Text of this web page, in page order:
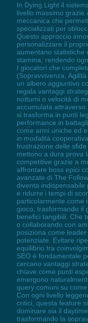
In Dying Light il
livello massimo grazie
meccanica che
specializzati per
Questo approccio
personalizzare il
aumentano statistiche
stamina, rendendo
I giocatori che
(Sopravvivenza,
un albero aggiuntivo
regala vantaggi
notturni o velocità di
accumulata attraverso
si trasforma in punti
performance in
come armi uniche ed
in modalità
frustrazione delle
mettono a dura prova
competitive grazie a
affrontare boss epici
avanzate di The
diventa indispensabile
e ridurre i tempi di
particolarmente come
gioco, trasformando il
benefici tangibili. Che
o collaborando con
posiziona come
potenziate. Evitare
equilibrio tra
SEO è fondamentale
cercano vantaggi
chiave come punti
emergono
query comuni su
Con ogni livello
critici, questa feature
dominare sia il
trasformando la